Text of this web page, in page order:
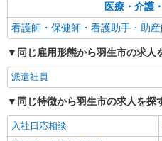
医療・介護
看護師・保健師・看護助手・助産
同じ雇用形態から羽生市の求人
派遣社員
同じ特徴から羽生市の求人を探
入社日応相談